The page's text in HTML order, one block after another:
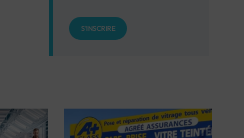
S'INSCRIRE